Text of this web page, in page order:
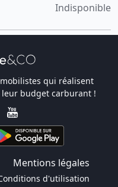
Indisponible
qui réalisent
budget carburant !
Mentions légales
d'utilisation